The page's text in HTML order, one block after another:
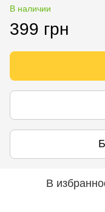
В наличии
399 грн
В